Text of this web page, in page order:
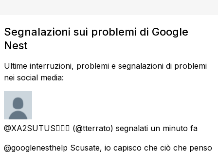
Segnalazioni sui problemi di Google
Nest
Ultime interruzioni, problemi e segnalazioni di problemi
nei social media:
@XA2SUTUS🧚🏼‍♀️ (@tterrato) segnalati un minuto fa
@googlenesthelp Scusate, io capisco che ciò che penso